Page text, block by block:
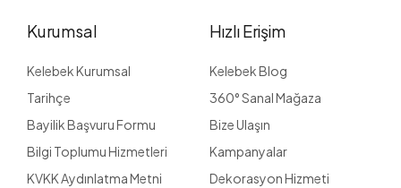
Kurumsal
Kelebek Kurumsal
Tarihçe
Bayilik Başvuru Formu
Bilgi Toplumu Hizmetleri
KVKK Aydınlatma Metni
Hızlı Erişim
Kelebek Blog
360° Sanal Mağaza
Bize Ulaşın
Kampanyalar
Dekorasyon Hizmeti